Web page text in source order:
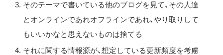
そのテーマで書いている他のブログを見て、その人達
とオンラインであれオフラインであれ、やり取りして
もいいかなと思えないものは捨てる
それに関する情報源が、想定している更新頻度を考慮